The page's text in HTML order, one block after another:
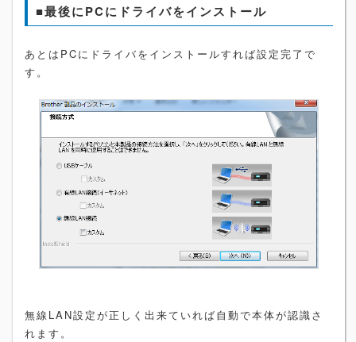
■最後にPCにドライバをインストール
あとはPCにドライバをインストールすれば設定完了で
す。
無線LAN設定が正しく出来ていれば自動で本体が認識さ
れます。